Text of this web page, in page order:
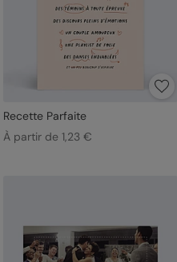
Recette Parfaite
À partir de 1,23 €